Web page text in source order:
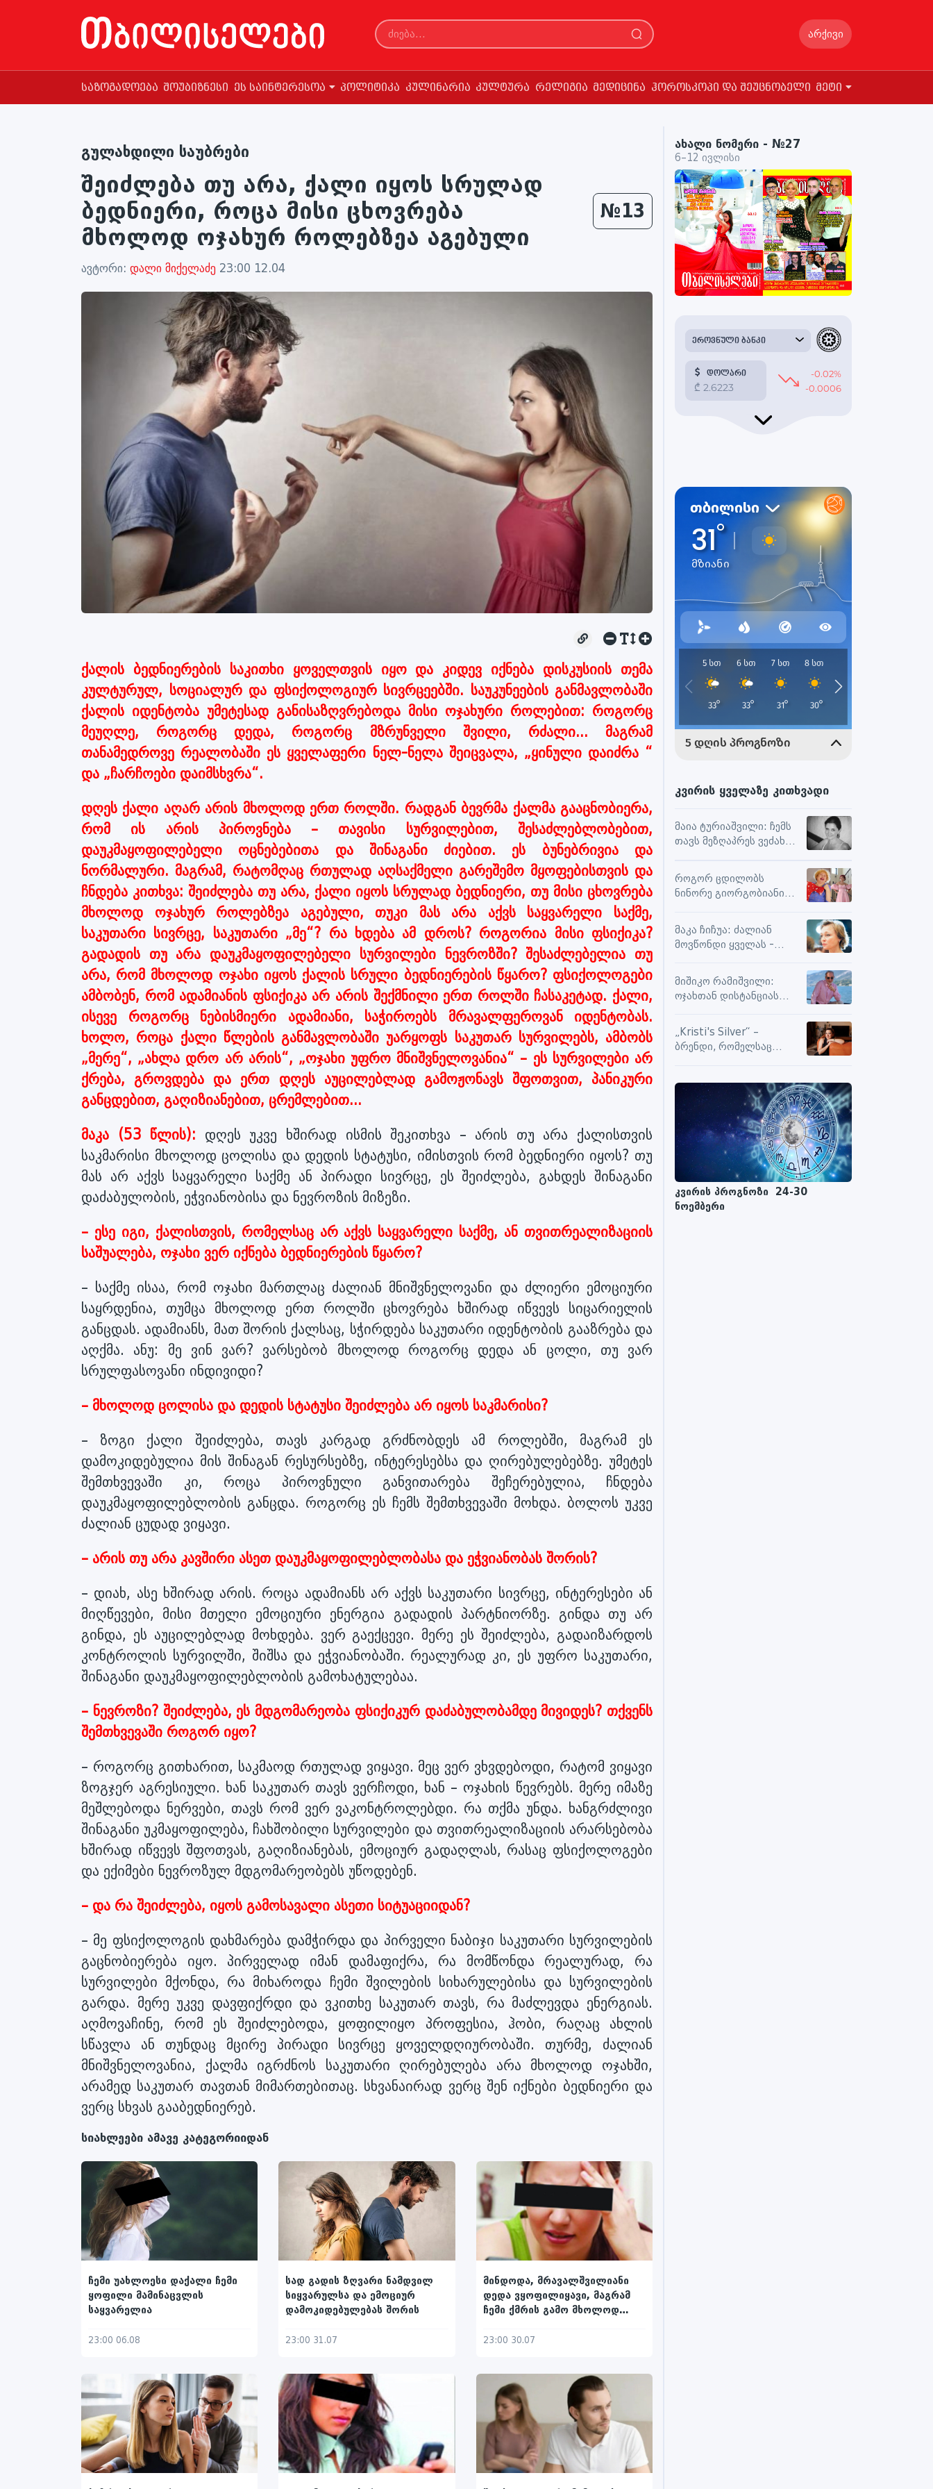
არქივი
საზოგადოება შოუბიზნესი ეს საინტერესოა პოლიტიკა კულინარია კულტურა რელიგია მედიცინა ჰოროსკოპი და შეუცნობელი მეტი
გულახდილი საუბრები
შეიძლება თუ არა, ქალი იყოს სრულად
ბედნიერი, როცა მისი ცხოვრება
მხოლოდ ოჯახურ როლებზეა აგებული
№13
ავტორი: დალი მიქელაძე 23:00 12.04
ქალის ბედნიერების საკითხი ყოველთვის იყო და კიდევ იქნება დისკუსიის თემა
კულტურულ, სოციალურ და ფსიქოლოგიურ სივრცეებში. საუკუნეების განმავლობაში
ქალის იდენტობა უმეტესად განისაზღვრებოდა მისი ოჯახური როლებით: როგორც
მეუღლე, როგორც დედა, როგორც მზრუნველი შვილი, რძალი... მაგრამ
თანამედროვე რეალობაში ეს ყველაფერი ნელ-ნელა შეიცვალა, „ყინული დაიძრა “
და „ჩარჩოები დაიმსხვრა“.
დღეს ქალი აღარ არის მხოლოდ ერთ როლში. რადგან ბევრმა ქალმა გააცნობიერა,
რომ ის არის პიროვნება – თავისი სურვილებით, შესაძლებლობებით,
დაუკმაყოფილებელი ოცნებებითა და შინაგანი ძიებით. ეს ბუნებრივია და
ნორმალური. მაგრამ, რატომღაც რთულად აღსაქმელი გარეშემო მყოფებისთვის და
ჩნდება კითხვა: შეიძლება თუ არა, ქალი იყოს სრულად ბედნიერი, თუ მისი ცხოვრება
მხოლოდ ოჯახურ როლებზეა აგებული, თუკი მას არა აქვს საყვარელი საქმე,
საკუთარი სივრცე, საკუთარი „მე“? რა ხდება ამ დროს? როგორია მისი ფსიქიკა?
გადადის თუ არა დაუკმაყოფილებელი სურვილები ნევროზში? შესაძლებელია თუ
არა, რომ მხოლოდ ოჯახი იყოს ქალის სრული ბედნიერების წყარო? ფსიქოლოგები
ამბობენ, რომ ადამიანის ფსიქიკა არ არის შექმნილი ერთ როლში ჩასაკეტად. ქალი,
ისევე როგორც ნებისმიერი ადამიანი, საჭიროებს მრავალფეროვან იდენტობას.
ხოლო, როცა ქალი წლების განმავლობაში უარყოფს საკუთარ სურვილებს, ამბობს
„მერე“, „ახლა დრო არ არის“, „ოჯახი უფრო მნიშვნელოვანია“ – ეს სურვილები არ
ქრება, გროვდება და ერთ დღეს აუცილებლად გამოჟონავს შფოთვით, პანიკური
განცდებით, გაღიზიანებით, ცრემლებით...
მაკა (53 წლის): დღეს უკვე ხშირად ისმის შეკითხვა – არის თუ არა ქალისთვის
საკმარისი მხოლოდ ცოლისა და დედის სტატუსი, იმისთვის რომ ბედნიერი იყოს? თუ
მას არ აქვს საყვარელი საქმე ან პირადი სივრცე, ეს შეიძლება, გახდეს შინაგანი
დაძაბულობის, ეჭვიანობისა და ნევროზის მიზეზი.
– ესე იგი, ქალისთვის, რომელსაც არ აქვს საყვარელი საქმე, ან თვითრეალიზაციის
საშუალება, ოჯახი ვერ იქნება ბედნიერების წყარო?
– საქმე ისაა, რომ ოჯახი მართლაც ძალიან მნიშვნელოვანი და ძლიერი ემოციური
საყრდენია, თუმცა მხოლოდ ერთ როლში ცხოვრება ხშირად იწვევს სიცარიელის
განცდას. ადამიანს, მათ შორის ქალსაც, სჭირდება საკუთარი იდენტობის გააზრება და
აღქმა. ანუ: მე ვინ ვარ? ვარსებობ მხოლოდ როგორც დედა ან ცოლი, თუ ვარ
სრულფასოვანი ინდივიდი?
– მხოლოდ ცოლისა და დედის სტატუსი შეიძლება არ იყოს საკმარისი?
– ზოგი ქალი შეიძლება, თავს კარგად გრძნობდეს ამ როლებში, მაგრამ ეს
დამოკიდებულია მის შინაგან რესურსებზე, ინტერესებსა და ღირებულებებზე. უმეტეს
შემთხვევაში კი, როცა პიროვნული განვითარება შეჩერებულია, ჩნდება
დაუკმაყოფილებლობის განცდა. როგორც ეს ჩემს შემთხვევაში მოხდა. ბოლოს უკვე
ძალიან ცუდად ვიყავი.
– არის თუ არა კავშირი ასეთ დაუკმაყოფილებლობასა და ეჭვიანობას შორის?
– დიახ, ასე ხშირად არის. როცა ადამიანს არ აქვს საკუთარი სივრცე, ინტერესები ან
მიღწევები, მისი მთელი ემოციური ენერგია გადადის პარტნიორზე. გინდა თუ არ
გინდა, ეს აუცილებლად მოხდება. ვერ გაექცევი. მერე ეს შეიძლება, გადაიზარდოს
კონტროლის სურვილში, შიშსა და ეჭვიანობაში. რეალურად კი, ეს უფრო საკუთარი,
შინაგანი დაუკმაყოფილებლობის გამოხატულებაა.
– ნევროზი? შეიძლება, ეს მდგომარეობა ფსიქიკურ დაძაბულობამდე მივიდეს? თქვენს
შემთხვევაში როგორ იყო?
– როგორც გითხარით, საკმაოდ რთულად ვიყავი. მეც ვერ ვხვდებოდი, რატომ ვიყავი
ზოგჯერ აგრესიული. ხან საკუთარ თავს ვერჩოდი, ხან – ოჯახის წევრებს. მერე იმაზე
მეშლებოდა ნერვები, თავს რომ ვერ ვაკონტროლებდი. რა თქმა უნდა. ხანგრძლივი
შინაგანი უკმაყოფილება, ჩახშობილი სურვილები და თვითრეალიზაციის არარსებობა
ხშირად იწვევს შფოთვას, გაღიზიანებას, ემოციურ გადაღლას, რასაც ფსიქოლოგები
და ექიმები ნევროზულ მდგომარეობებს უწოდებენ.
– და რა შეიძლება, იყოს გამოსავალი ასეთი სიტუაციიდან?
– მე ფსიქოლოგის დახმარება დამჭირდა და პირველი ნაბიჯი საკუთარი სურვილების
გაცნობიერება იყო. პირველად იმან დამაფიქრა, რა მომწონდა რეალურად, რა
სურვილები მქონდა, რა მიხაროდა ჩემი შვილების სიხარულებისა და სურვილების
გარდა. მერე უკვე დავფიქრდი და ვკითხე საკუთარ თავს, რა მაძლევდა ენერგიას.
აღმოვაჩინე, რომ ეს შეიძლებოდა, ყოფილიყო პროფესია, ჰობი, რაღაც ახლის
სწავლა ან თუნდაც მცირე პირადი სივრცე ყოველდღიურობაში. თურმე, ძალიან
მნიშვნელოვანია, ქალმა იგრძნოს საკუთარი ღირებულება არა მხოლოდ ოჯახში,
არამედ საკუთარ თავთან მიმართებითაც. სხვანაირად ვერც შენ იქნები ბედნიერი და
ვერც სხვას გააბედნიერებ.
სიახლეები ამავე კატეგორიიდან
ჩემი უახლოესი დაქალი ჩემი
ყოფილი მამინაცვლის
საყვარელია
23:00 06.08
სად გადის ზღვარი ნამდვილ
სიყვარულსა და ემოციურ
დამოკიდებულებას შორის
23:00 31.07
მინდოდა, მრავალშვილიანი
დედა ვყოფილიყავი, მაგრამ
ჩემი ქმრის გამო მხოლოდ
23:00 30.07
ახალი ნომერი - №27
6–12 ივლისი
კვირის ყველაზე კითხვადი
მაია ტურიაშვილი: ჩემს
თავს მეზღაპრეს ვეძახი,
ურთიერთობებსა და
შემოქმედებით
მუშაობაში
როგორ ცდილობს
ნინორე გიორგობიანი
მაქსიმალური
სიამოვნების მიღებას და
მოქმედებს თუ არა მასზე
მაკა ჩიჩუა: ძალიან
მოვწონდი ყველას -
გარეთ
მიშიკო რამიშვილი:
ოჯახთან დისტანციას
გრძელდება
„Kristi's Silver“ –
ბრენდი, რომელსაც
კვირის პროგნოზი 24-30
ნოემბერი